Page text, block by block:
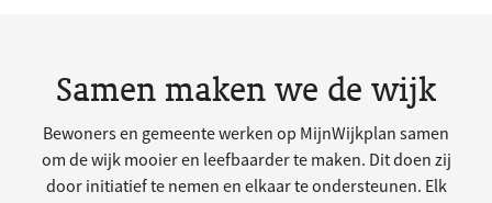
Samen maken we de wijk
Bewoners en gemeente werken op MijnWijkplan samen
om de wijk mooier en leefbaarder te maken. Dit doen zij
door initiatief te nemen en elkaar te ondersteunen. Elk